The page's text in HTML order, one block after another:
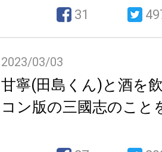
31
2023/03/03
甘寧(田島くん)と酒を
コン版の三國志のこと